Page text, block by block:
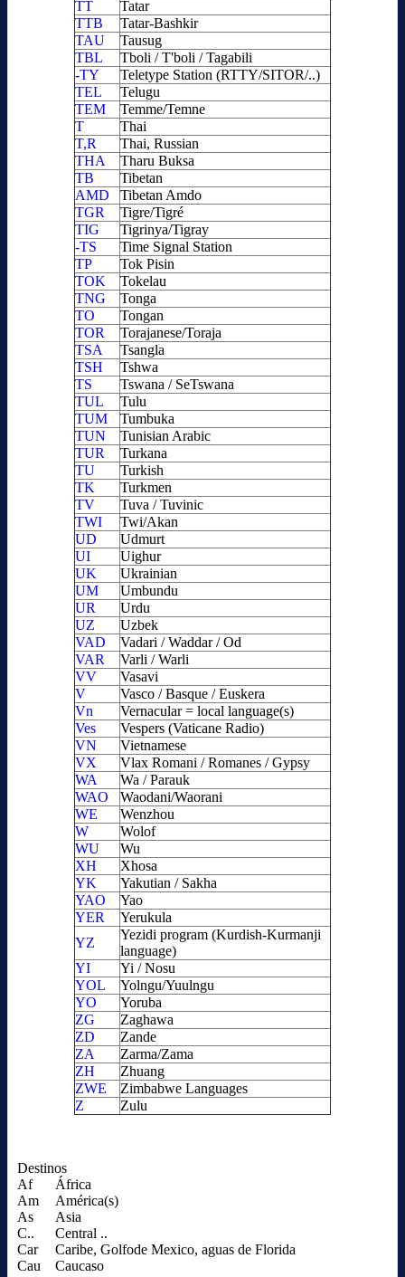
TT
Tatar
TTB
Tatar-Bashkir
TAU
Tausug
TBL
Tboli / T'boli / Tagabili
-TY
Teletype Station (RTTY/SITOR/..)
TEL
Telugu
TEM
Temme/Temne
T
Thai
T,R
Thai, Russian
THA
Tharu Buksa
TB
Tibetan
AMD
Tibetan Amdo
TGR
Tigre/Tigré
TIG
Tigrinya/Tigray
-TS
Time Signal Station
TP
Tok Pisin
TOK
Tokelau
TNG
Tonga
TO
Tongan
TOR
Torajanese/Toraja
TSA
Tsangla
TSH
Tshwa
TS
Tswana / SeTswana
TUL
Tulu
TUM
Tumbuka
TUN
Tunisian Arabic
TUR
Turkana
TU
Turkish
TK
Turkmen
TV
Tuva / Tuvinic
TWI
Twi/Akan
UD
Udmurt
UI
Uighur
UK
Ukrainian
UM
Umbundu
UR
Urdu
UZ
Uzbek
VAD
Vadari / Waddar / Od
VAR
Varli / Warli
VV
Vasavi
V
Vasco / Basque / Euskera
Vn
Vernacular = local language(s)
Ves
Vespers (Vaticane Radio)
VN
Vietnamese
VX
Vlax Romani / Romanes / Gypsy
WA
Wa / Parauk
WAO
Waodani/Waorani
WE
Wenzhou
W
Wolof
WU
Wu
XH
Xhosa
YK
Yakutian / Sakha
YAO
Yao
YER
Yerukula
YZ
Yezidi program (Kurdish-Kurmanji
language)
YI
Yi / Nosu
YOL
Yolngu/Yuulngu
YO
Yoruba
ZG
Zaghawa
ZD
Zande
ZA
Zarma/Zama
ZH
Zhuang
ZWE
Zimbabwe Languages
Z
Zulu
Destinos
Af
África
Am
América(s)
As
Asia
C..
Central ..
Car
Caribe, Golfode Mexico, aguas de Florida
Cau
Caucaso